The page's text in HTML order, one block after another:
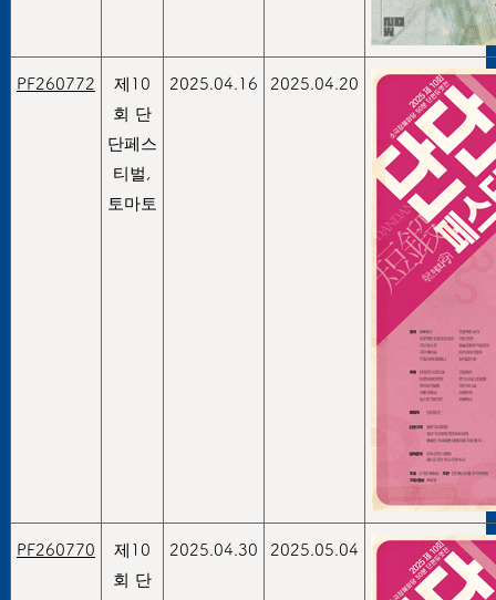
PF260772
제10
회 단
단페스
티벌,
토마토
2025.04.16 2025.04.20
PF260770
제10
회 단
2025.04.30 2025.05.04